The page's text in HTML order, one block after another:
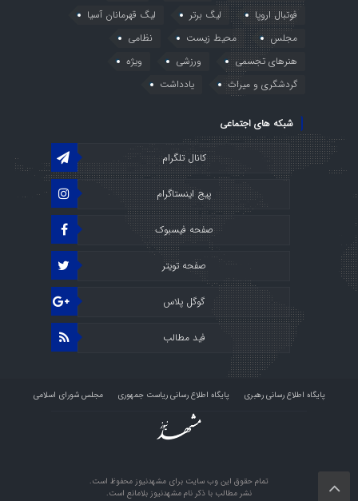
فوتبال اروپا
لیگ برتر
لیگ قهرمانان آسیا
مجلس
محیط زیست
نظامی
هنرهای تجسمی
ورزشی
ویژه
گردشگری و میراث
یادداشت
شبکه های اجتماعی
کانال تلگرام
پیج اینستاگرام
صفحه فیسبوک
صفحه تویتر
گوگل پلاس
فید مطالب
پایگاه اطلاع رسانی رهبری پایگاه اطلاع رسانی ریاست جمهوری مجلس شورای اسلامی
پرتال قوه قضائیه استودیو راو
تمام حقوق این وب سایت برای مشهدنیوز محفوظ است.
نشر مطالب با ذکر نام مشهدنیوز بلامانع است.